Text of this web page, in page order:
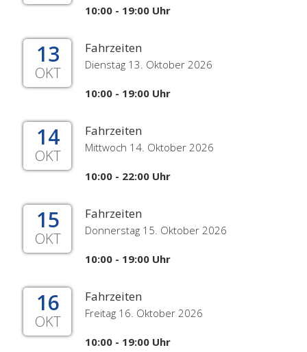
10:00 - 19:00 Uhr
13
OKT
Fahrzeiten
Dienstag 13. Oktober 2026
10:00 - 19:00 Uhr
14
OKT
Fahrzeiten
Mittwoch 14. Oktober 2026
10:00 - 22:00 Uhr
15
OKT
Fahrzeiten
Donnerstag 15. Oktober 2026
10:00 - 19:00 Uhr
16
OKT
Fahrzeiten
Freitag 16. Oktober 2026
10:00 - 19:00 Uhr